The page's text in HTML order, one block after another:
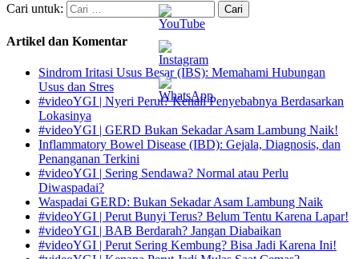
Cari untuk:
Artikel dan Komentar
Sindrom Iritasi Usus Besar (IBS): Memahami Hubungan
Usus dan Stres
#videoYGI | Nyeri Perut? Kenali Penyebabnya Berdasarkan
Lokasinya
#videoYGI | GERD Bukan Sekadar Asam Lambung Naik!
Inflammatory Bowel Disease (IBD): Gejala, Diagnosis, dan
Penanganan Terkini
#videoYGI | Sering Sendawa? Normal atau Perlu
Diwaspadai?
Waspadai GERD: Bukan Sekadar Asam Lambung Naik
#videoYGI | Perut Bunyi Terus? Belum Tentu Karena Lapar!
#videoYGI | BAB Berdarah? Jangan Diabaikan
#videoYGI | Perut Sering Kembung? Bisa Jadi Karena Ini!